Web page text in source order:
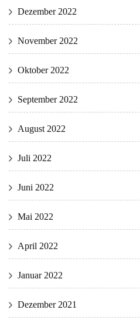
Dezember 2022
November 2022
Oktober 2022
September 2022
August 2022
Juli 2022
Juni 2022
Mai 2022
April 2022
Januar 2022
Dezember 2021